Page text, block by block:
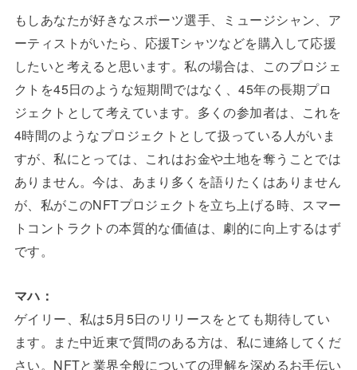
もしあなたが好きなスポーツ選手、ミュージシャン、ア
ーティストがいたら、応援Tシャツなどを購入して応援
したいと考えると思います。私の場合は、このプロジェ
クトを45日のような短期間ではなく、45年の長期プロ
ジェクトとして考えています。多くの参加者は、これを
4時間のようなプロジェクトとして扱っている人がいま
すが、私にとっては、これはお金や土地を奪うことでは
ありません。今は、あまり多くを語りたくはありません
が、私がこのNFTプロジェクトを立ち上げる時、スマー
トコントラクトの本質的な価値は、劇的に向上するはず
です。
マハ：
ゲイリー、私は5月5日のリリースをとても期待してい
ます。また中近東で質問のある方は、私に連絡してくだ
さい。NFTと業界全般についての理解を深めるお手伝い